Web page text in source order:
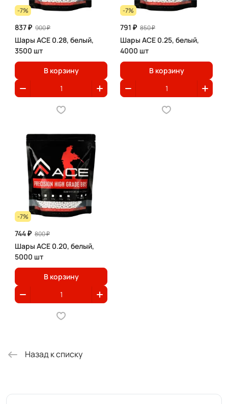
-7%
837 ₽ 900 ₽
Шары ACE 0.28, белый,
3500 шт
В корзину
-7%
791 ₽ 850 ₽
Шары ACE 0.25, белый,
4000 шт
В корзину
-7%
744 ₽ 800 ₽
Шары ACE 0.20, белый,
5000 шт
В корзину
Назад к списку